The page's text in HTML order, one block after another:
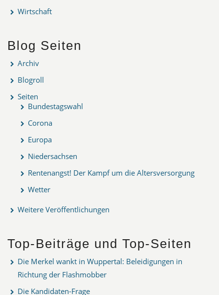
Wirtschaft
Blog Seiten
Archiv
Blogroll
Seiten
Bundestagswahl
Corona
Europa
Niedersachsen
Rentenangst! Der Kampf um die Altersversorgung
Wetter
Weitere Veröffentlichungen
Top-Beiträge und Top-Seiten
Die Merkel wankt in Wuppertal: Beleidigungen in
Richtung der Flashmobber
Die Kandidaten-Frage